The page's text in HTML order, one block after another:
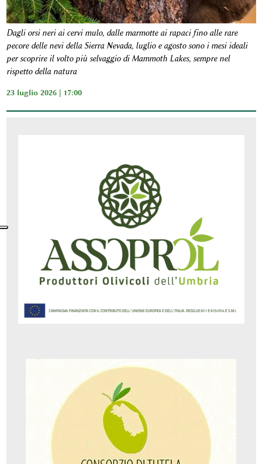
Dagli orsi neri ai cervi mulo, dalle marmotte ai rapaci fino alle rare
pecore delle nevi della Sierra Nevada, luglio e agosto sono i mesi ideali
per scoprire il volto più selvaggio di Mammoth Lakes, sempre nel
rispetto della natura
23 luglio 2026 | 17:00